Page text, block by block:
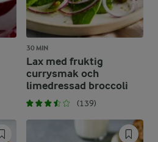
30 MIN
Lax med fruktig
currysmak och
limedressad broccoli
(139)